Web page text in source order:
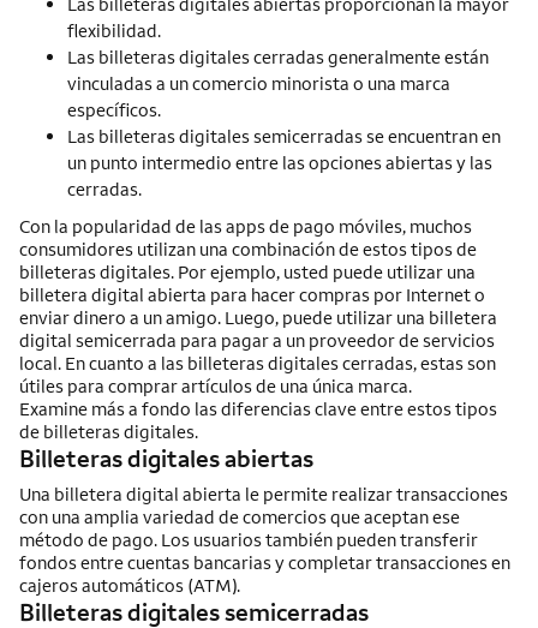
flexibilidad.
Las billeteras digitales cerradas generalmente están
vinculadas a un comercio minorista o una marca
específicos.
Las billeteras digitales semicerradas se encuentran en
un punto intermedio entre las opciones abiertas y las
cerradas.
Con la popularidad de las apps de pago móviles, muchos
consumidores utilizan una combinación de estos tipos de
billeteras digitales. Por ejemplo, usted puede utilizar una
billetera digital abierta para hacer compras por Internet o
enviar dinero a un amigo. Luego, puede utilizar una billetera
digital semicerrada para pagar a un proveedor de servicios
local. En cuanto a las billeteras digitales cerradas, estas son
útiles para comprar artículos de una única marca.
Examine más a fondo las diferencias clave entre estos tipos
de billeteras digitales.
Billeteras digitales abiertas
Una billetera digital abierta le permite realizar transacciones
con una amplia variedad de comercios que aceptan ese
método de pago. Los usuarios también pueden transferir
fondos entre cuentas bancarias y completar transacciones en
cajeros automáticos (ATM).
Billeteras digitales semicerradas